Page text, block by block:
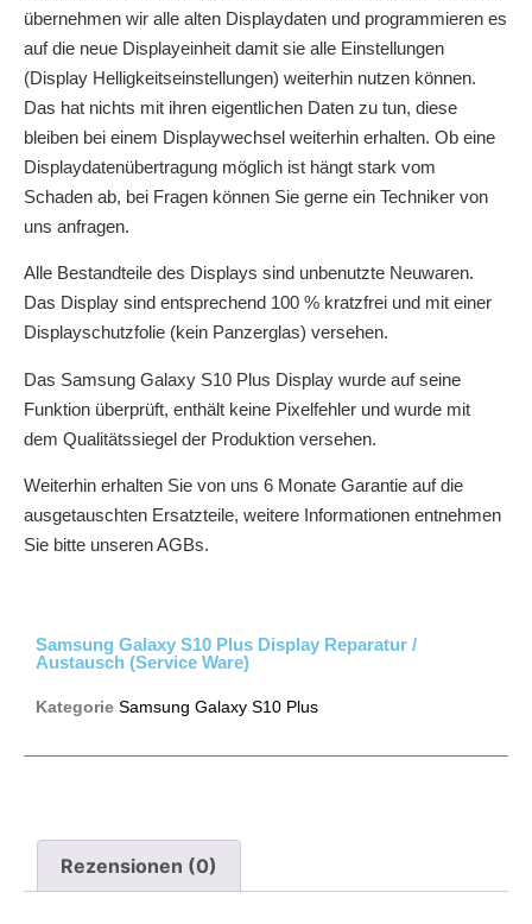
übernehmen wir alle alten Displaydaten und programmieren es
auf die neue Displayeinheit damit sie alle Einstellungen
(Display Helligkeitseinstellungen) weiterhin nutzen können.
Das hat nichts mit ihren eigentlichen Daten zu tun, diese
bleiben bei einem Displaywechsel weiterhin erhalten. Ob eine
Displaydatenübertragung möglich ist hängt stark vom
Schaden ab, bei Fragen können Sie gerne ein Techniker von
uns anfragen.
Alle Bestandteile des Displays sind unbenutzte Neuwaren.
Das Display sind entsprechend 100 % kratzfrei und mit einer
Displayschutzfolie (kein Panzerglas) versehen.
Das Samsung Galaxy S10 Plus Display wurde auf seine
Funktion überprüft, enthält keine Pixelfehler und wurde mit
dem Qualitätssiegel der Produktion versehen.
Weiterhin erhalten Sie von uns 6 Monate Garantie auf die
ausgetauschten Ersatzteile, weitere Informationen entnehmen
Sie bitte unseren AGBs.
Samsung Galaxy S10 Plus Display Reparatur /
Austausch (Service Ware)
Kategorie Samsung Galaxy S10 Plus
Rezensionen (0)